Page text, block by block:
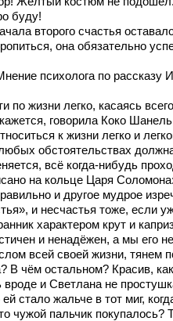
буду!
второго счастья
она обязательно
психолога по рассказу
по жизни легко, касаясь
говорила Коко
к жизни легко и
обстоятельствах
всё когда-нибудь
на кольце Царя
и другое мудрое
и несчастья тоже, если
характером крут и
и ненадёжен, а мы его
всей своей жизни, тянем
В чём остальном? Красив,
вроде и Светлана не
ей стало жальче в тот миг,
чужой пальчик покупалось?